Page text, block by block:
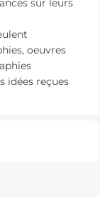
sur leurs
oeuvres
idées reçues